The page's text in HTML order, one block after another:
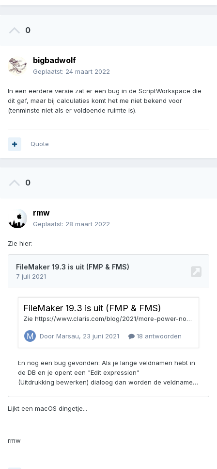
0
bigbadwolf
Geplaatst: 24 maart 2022
In een eerdere versie zat er een bug in de ScriptWorkspace die
dit gaf, maar bij calculaties komt het me niet bekend voor
(tenminste niet als er voldoende ruimte is).
Quote
0
rmw
Geplaatst: 28 maart 2022
Zie hier:
Lijkt een macOS dingetje...
rmw